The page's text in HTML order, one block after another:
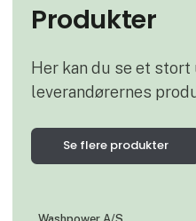
Produkter
Her kan du se et
leverandørernes
Se flere produkter